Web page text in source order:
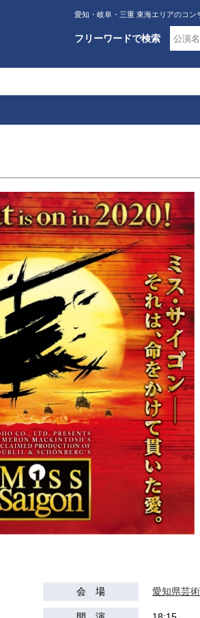
愛知・岐阜・三重 東海エリアのコ
フリーワードで検索
会 場 愛知県芸